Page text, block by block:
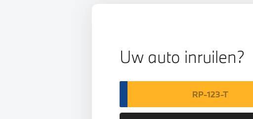
Uw auto inruilen?